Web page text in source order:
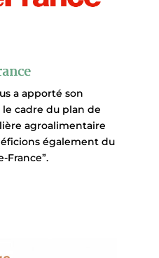
a apporté son
cadre du plan de
agroalimentaire
également du
France”.